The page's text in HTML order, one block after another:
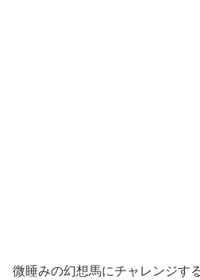
微睡みの幻想馬にチャレンジす